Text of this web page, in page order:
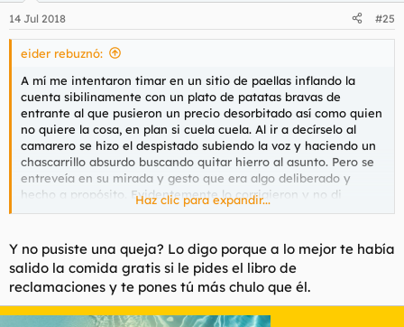
e
s
14 Jul 2018 #25
eider rebuznó:
A mí me intentaron timar en un sitio de paellas inflando la
cuenta sibilinamente con un plato de patatas bravas de
entrante al que pusieron un precio desorbitado así como quien
no quiere la cosa, en plan si cuela cuela. Al ir a decírselo al
camarero se hizo el despistado subiendo la voz y haciendo un
chascarrillo absurdo buscando quitar hierro al asunto. Pero se
entreveía en su mirada y gesto que era algo deliberado y
hecho a propósito. Evidentemente lo corrigieron y no di
propina.
Haz clic para expandir...
Y no pusiste una queja? Lo digo porque a lo mejor te había
salido la comida gratis si le pides el libro de
reclamaciones y te pones tú más chulo que él.